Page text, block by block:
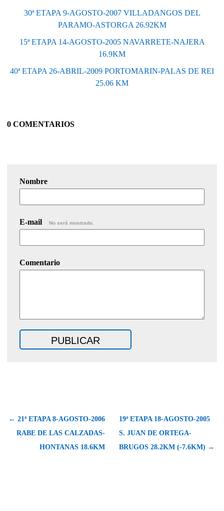
30ª ETAPA 9-AGOSTO-2007 VILLADANGOS DEL
PARAMO-ASTORGA 26.92KM
15ª ETAPA 14-AGOSTO-2005 NAVARRETE-NAJERA
16.9KM
40ª ETAPA 26-ABRIL-2009 PORTOMARIN-PALAS DE REI
25.06 KM
0 COMENTARIOS
Nombre
E-mail No será mostrado.
Comentario
← 21ª ETAPA 8-AGOSTO-2006
RABE DE LAS CALZADAS-
HONTANAS 18.6KM
19ª ETAPA 18-AGOSTO-2005
S. JUAN DE ORTEGA-
BRUGOS 28.2KM (-7.6KM) →